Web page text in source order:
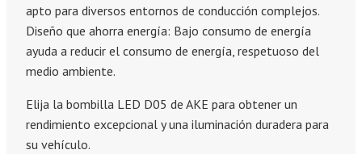
apto para diversos entornos de conducción complejos.
Diseño que ahorra energía: Bajo consumo de energía
ayuda a reducir el consumo de energía, respetuoso del
medio ambiente.
Elija la bombilla LED D05 de AKE para obtener un
rendimiento excepcional y una iluminación duradera para
su vehículo.